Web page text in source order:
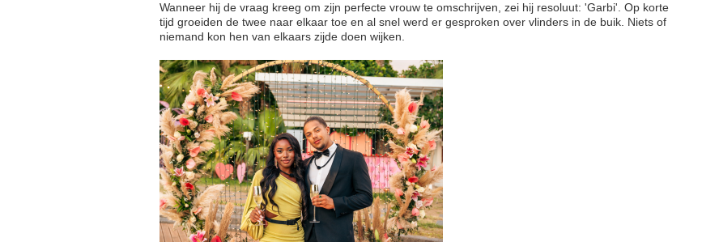
Wanneer hij de vraag kreeg om zijn perfecte vrouw te omschrijven, zei hij resoluut: 'Garbi'. Op korte
tijd groeiden de twee naar elkaar toe en al snel werd er gesproken over vlinders in de buik. Niets of
niemand kon hen van elkaars zijde doen wijken.